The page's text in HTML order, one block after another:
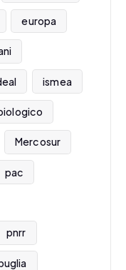
europa
ismea
Mercosur
pac
pnrr